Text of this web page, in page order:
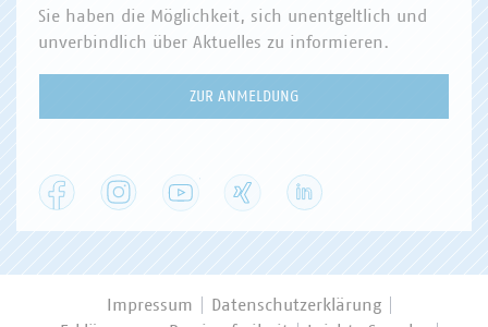
Sie haben die Möglichkeit, sich unentgeltlich und
unverbindlich über Aktuelles zu informieren.
ZUR ANMELDUNG
Facebook Instagram YouTube
Impressum
Datenschutzerklärung